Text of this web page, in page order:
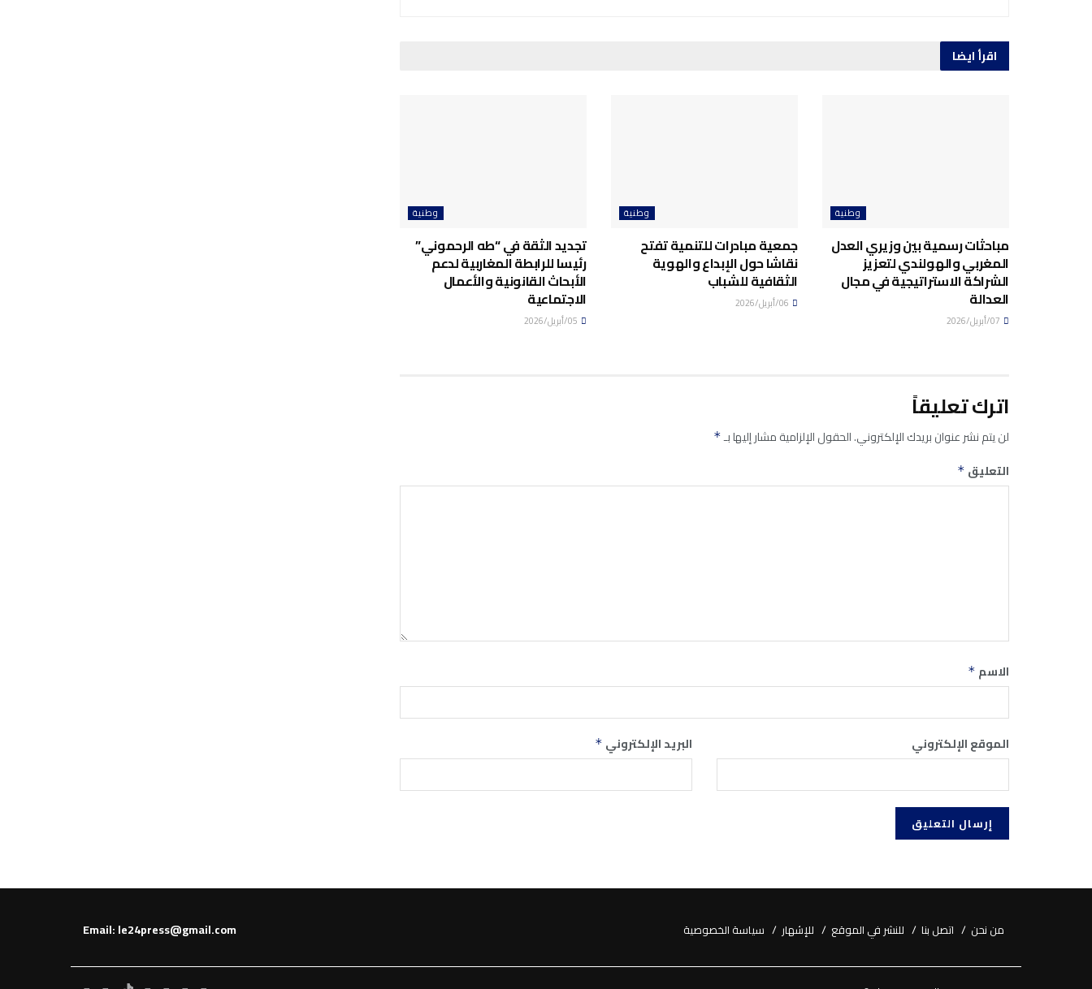
اقرأ ايضا
وطنية
مباحثات رسمية بين وزيري العدل
المغربي والهولندي لتعزيز
الشراكة الاستراتيجية في مجال
العدالة
وطنية
جمعية مبادرات للتنمية تفتح
نقاشا حول الإبداع والهوية
الثقافية للشباب
وطنية
تجديد الثقة في “طه الرحموني”
رئيسا للرابطة المغاربية لدعم
الأبحاث القانونية والأعمال
الاجتماعية
اترك تعليقاً
لن يتم نشر عنوان بريدك الإلكتروني.الحقول الإلزامية مشار إليها بـ*
التعليق *
الاسم *
البريد الإلكتروني * الموقع الإلكتروني
من نحن اتصل بنا للنشر في الموقع للإشهار سياسة الخصوصية Email: le24press@gmail.com